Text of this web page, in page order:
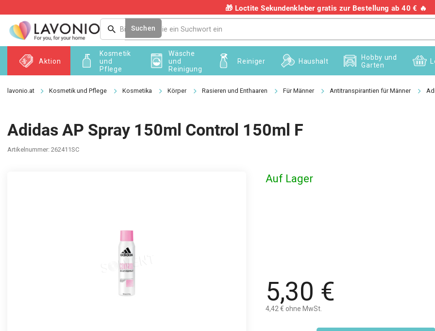
Inhalt
springen
🎁 Loctite Sekundenkleber gratis zur Bestellung ab 40 € 🔥
+436703082458
Suchen
Aktion
Kosmetik
und
Pflege
Wäsche
und
Reinigung
Reiniger Haushalt
Hobby und
Garten
Kosmetik und Pflege Kosmetika Körper Rasieren und Enthaaren Für Männer Antitranspirantien für Männer
Adidas AP Spray 150ml Control 150ml F
Artikelnummer: 262411SC
5,30 €
4,42 € ohne MwSt.
Auf Lager